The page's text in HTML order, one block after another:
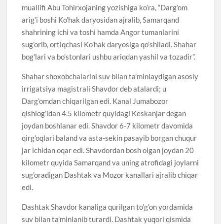
muallifi Abu Tohirxojaning yozishiga ko’ra, “Darg’om
arig’i boshi Ko’hak daryosidan ajralib, Samarqand
shahrining ichi va toshi hamda Angor tumanlarini
sug’orib, ortiqchasi Ko’hak daryosiga qo’shiladi. Shahar
bog’lari va bo’stonlari ushbu ariqdan yashil va tozadir”.
Shahar shoxobchalarini suv bilan ta’minlaydigan asosiy
irrigatsiya magistrali Shavdor deb atalardi; u
Darg’omdan chiqarilgan edi. Kanal Jumabozor
qishlog’idan 4.5 kilometr quyidagi Keskanjar degan
joydan boshlanar edi. Shavdor 6-7 kilometr davomida
qirg’oqlari baland va asta-sekin pasayib borgan chuqur
jar ichidan oqar edi. Shavdordan bosh olgan joydan 20
kilometr quyida Samarqand va uning atrofidagi joylarni
sug’oradigan Dashtak va Mozor kanallari ajralib chiqar
edi.
Dashtak Shavdor kanaliga qurilgan to’g’on yordamida
suv bilan ta’minlanib turardi. Dashtak yuqori qismida